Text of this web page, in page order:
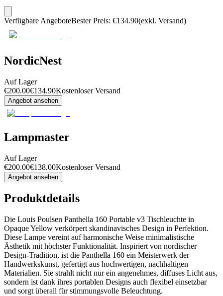
Verfügbare AngeboteBester Preis: €134.90(exkl. Versand)
NordicNest
Auf Lager
€200.00€134.90Kostenloser Versand
Angebot ansehen
Lampmaster
Auf Lager
€200.00€138.00Kostenloser Versand
Angebot ansehen
Produktdetails
Die Louis Poulsen Panthella 160 Portable v3 Tischleuchte in
Opaque Yellow verkörpert skandinavisches Design in Perfektion.
Diese Lampe vereint auf harmonische Weise minimalistische
Ästhetik mit höchster Funktionalität. Inspiriert von nordischer
Design-Tradition, ist die Panthella 160 ein Meisterwerk der
Handwerkskunst, gefertigt aus hochwertigen, nachhaltigen
Materialien. Sie strahlt nicht nur ein angenehmes, diffuses Licht aus,
sondern ist dank ihres portablen Designs auch flexibel einsetzbar
und sorgt überall für stimmungsvolle Beleuchtung.